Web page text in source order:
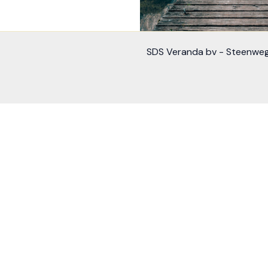
SDS Veranda bv -